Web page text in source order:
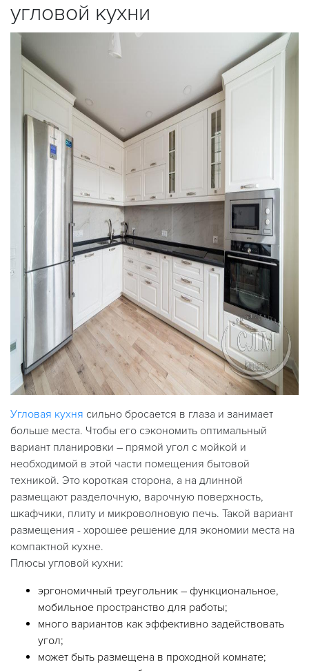
угловой кухни
Угловая кухня сильно бросается в глаза и занимает
больше места. Чтобы его сэкономить оптимальный
вариант планировки – прямой угол с мойкой и
необходимой в этой части помещения бытовой
техникой. Это короткая сторона, а на длинной
размещают разделочную, варочную поверхность,
шкафчики, плиту и микроволновую печь. Такой вариант
размещения - хорошее решение для экономии места на
компактной кухне.
Плюсы угловой кухни:
эргономичный треугольник – функциональное,
мобильное пространство для работы;
много вариантов как эффективно задействовать
угол;
может быть размещена в проходной комнате;